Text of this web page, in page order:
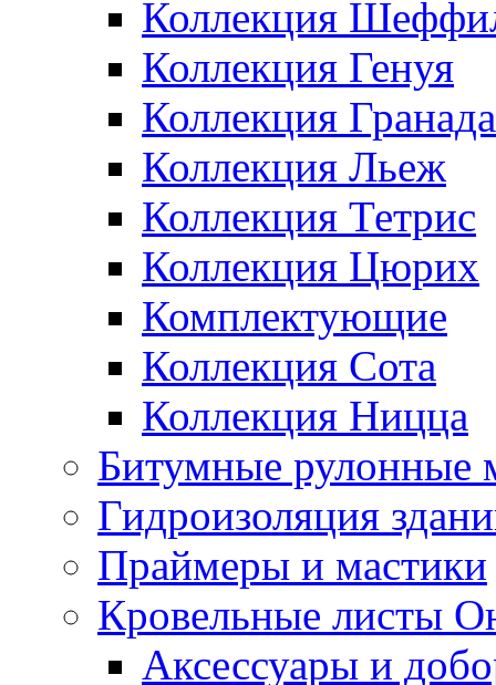
Коллекция
Коллекция Генуя
Коллекция Гранада
Коллекция Льеж
Коллекция Тетрис
Коллекция Цюрих
Комплектующие
Коллекция Сота
Коллекция Ницца
Битумные рулонные
Гидроизоляция
Праймеры и мастики
Кровельные листы
Аксессуары и